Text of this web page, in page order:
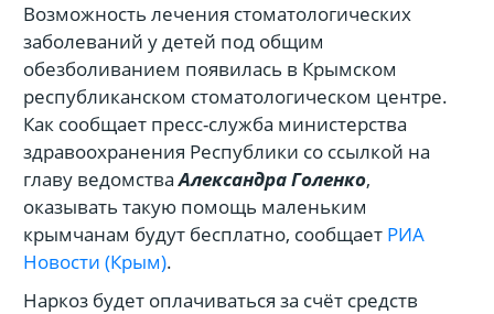
Возможность лечения стоматологических
заболеваний у детей под общим
обезболиванием появилась в Крымском
республиканском стоматологическом центре.
Как сообщает пресс-служба министерства
здравоохранения Республики со ссылкой на
главу ведомстваАлександра Голенко,
оказывать такую помощь маленьким
крымчанам будут бесплатно, сообщает РИА
Новости (Крым).
Наркоз будет оплачиваться за счёт средств